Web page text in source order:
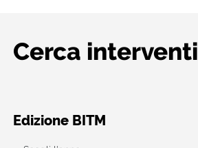
Cerca interventi
Edizione BITM